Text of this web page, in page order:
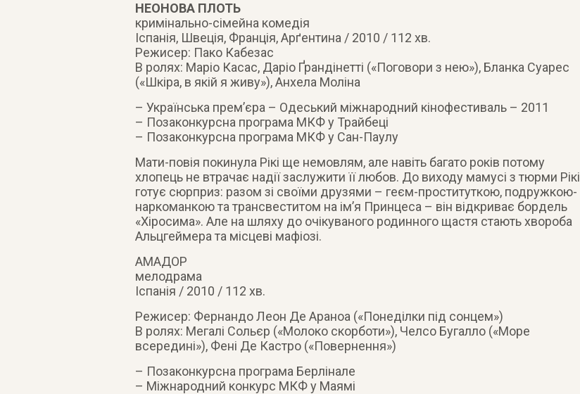
НЕОНОВА ПЛОТЬ
кримінально-сімейна комедія
Іспанія, Швеція, Франція, Арґентина / 2010 / 112 хв.
Режисер: Пако Кабезас
В ролях: Маріо Касас, Даріо Ґрандінетті («Поговори з нею»), Бланка Суарес
(«Шкіра, в якій я живу»), Анхела Моліна
– Українська прем’єра – Одеський міжнародний кінофестиваль – 2011
– Позаконкурсна програма МКФ у Трайбеці
– Позаконкурсна програма МКФ у Сан-Паулу
Мати-повія покинула Рікі ще немовлям, але навіть багато років потому
хлопець не втрачає надії заслужити її любов. До виходу мамусі з тюрми Рікі
готує сюрприз: разом зі своїми друзями – геєм-проституткою, подружкою-
наркоманкою та трансвеститом на ім’я Принцеса – він відкриває бордель
«Хіросима». Але на шляху до очікуваного родинного щастя стають хвороба
Альцгеймера та місцеві мафіозі.
АМАДОР
мелодрама
Іспанія / 2010 / 112 хв.
Режисер: Фернандо Леон Де Араноа («Понеділки під сонцем»)
В ролях: Мегалі Сольєр («Молоко скорботи»), Челсо Бугалло («Море
всередині»), Фені Де Кастро («Повернення»)
– Позаконкурсна програма Берлінале
– Міжнародний конкурс МКФ у Маямі